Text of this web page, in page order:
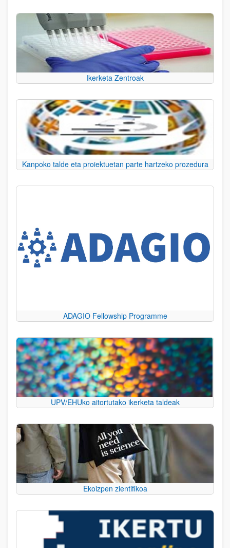
Ikerketa Zentroak
Kanpoko talde eta proiektuetan parte hartzeko prozedura
ADAGIO Fellowship Programme
UPV/EHUko aitortutako ikerketa taldeak
Ekoizpen zientifikoa